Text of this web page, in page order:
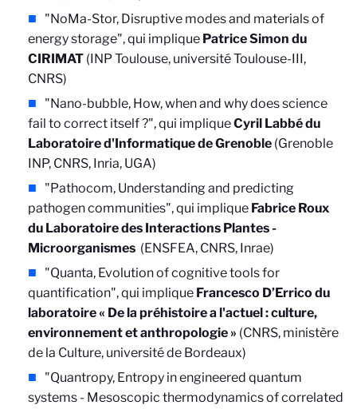
"NoMa-Stor, Disruptive modes and materials of
energy storage", qui implique Patrice Simon du
CIRIMAT (INP Toulouse, université Toulouse-III,
CNRS)
"Nano-bubble, How, when and why does science
fail to correct itself ?", qui impliqueCyril Labbé du
Laboratoire d'Informatique de Grenoble (Grenoble
INP, CNRS, Inria, UGA)
"Pathocom, Understanding and predicting
pathogen communities", qui implique Fabrice Roux
du Laboratoire des Interactions Plantes -
Microorganismes (ENSFEA, CNRS, Inrae)
"Quanta, Evolution of cognitive tools for
quantification", qui implique Francesco D’Errico du
laboratoire « De la préhistoire a l'actuel : culture,
environnement et anthropologie » (CNRS, ministère
de la Culture, université de Bordeaux)
"Quantropy, Entropy in engineered quantum
systems - Mesoscopic thermodynamics of correlated